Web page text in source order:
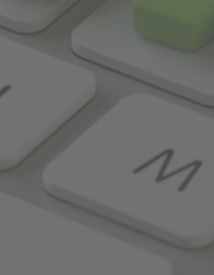
Personalisierung, um Ihnen Inhalte
für Sie sind. So können wir Ihnen
präsentieren, die genau auf Ihr
zugeschnitten sind.